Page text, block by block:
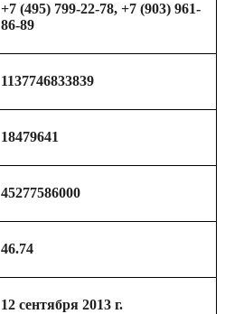
+7 (495) 799-22-78, +7 (903) 961-
86-89
1137746833839
18479641
45277586000
46.74
12 сентября 2013 г.